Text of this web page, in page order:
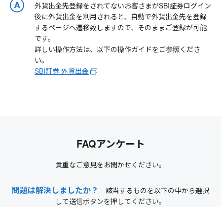
外貨出金先登録をされてないお客さまがSBI証券ログイン
後に外貨出金を利用されると、自動で外貨出金先を登録
するページへ遷移致しますので、そのままご登録が可能
です。
詳しい操作方法は、以下の操作ガイドをご参照くださ
い。
SBI証券 外貨出金
FAQアンケート
貴重なご意見をお聞かせください。
問題は解決しましたか？
該当するものを以下の中から選択
して送信ボタンを押してください。